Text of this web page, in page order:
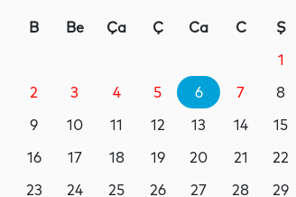
Dünya
dövriyyəsində kəskin azalma
06 Avqust 20:12
Dünya
Mərkəzi Asiyadan Rusiyaya
azalıb
06 Avqust 19:48
B Be Ça Ç Ca C
Ş
1
2
3 4 5 6 7
8
9
10 11 12 13 14
15
16
17 18 19 20 21
22
23
24 25 26 27 28
29